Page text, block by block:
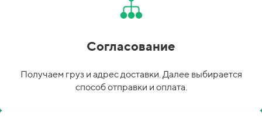
Согласование
Получаем груз и адрес доставки. Далее выбирается
способ отправки и оплата.